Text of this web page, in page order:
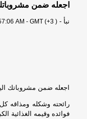
اجعله ضمن
نبأ -
AM - GMT (+3 )
اجعله ضمن مشروباتك
رائحته وشكله ومذاقه
فوائده وقيمه الغذائية